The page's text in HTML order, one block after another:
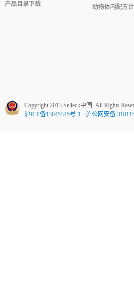
产品目录下载
动物体内配方
Copyright 2013 Selleck中国. All Rights
沪ICP备13045345号-1
沪公网安备